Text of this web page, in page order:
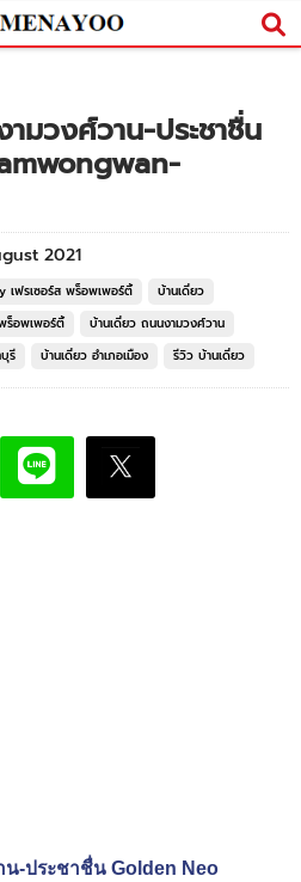
มวงศ์วาน-ประชาชื่น
2021
เฟรเซอร์ส พร็อพเพอร์ตี้
บ้านเดี่ยว
ร็อพเพอร์ตี้
บ้านเดี่ยว ถนนงามวงศ์วาน
รี บ้านเดี่ยว อำเภอเมือง รีวิว บ้านเดี่ยว
น-ประชาชื่น Golden Neo